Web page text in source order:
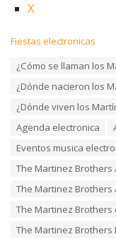
X
C
Fiestas electronicas
¿Cómo se llaman los
¿Dónde nacieron los
¿Dónde viven los
Agenda electronica
Eventos musica
The Martinez Brothers
The Martinez Brothers
The Martinez Brothers
The Martinez Brothers